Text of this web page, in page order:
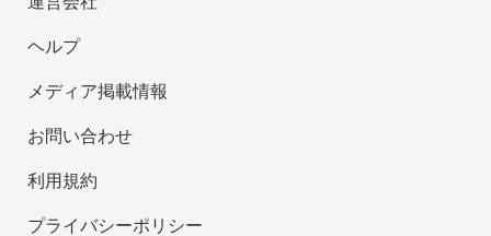
ヘルプ
メディア掲載情報
お問い合わせ
利用規約
プライバシーポリシー